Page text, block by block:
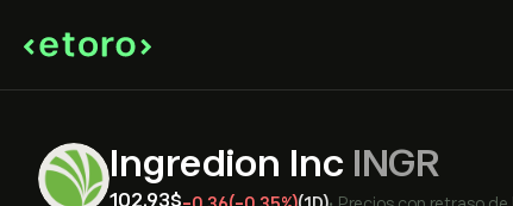
Ingredion Inc INGR
102.93‎$‎